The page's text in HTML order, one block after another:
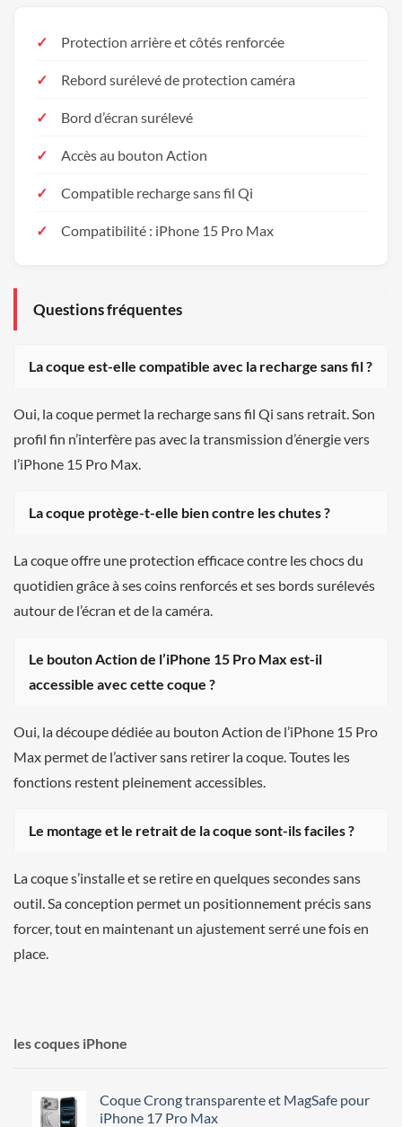
Protection arrière et côtés renforcée
Rebord surélevé de protection caméra
Bord d’écran surélevé
Accès au bouton Action
Compatible recharge sans fil Qi
Compatibilité : iPhone 15 Pro Max
Questions fréquentes
La coque est-elle compatible avec la recharge sans fil ?
Oui, la coque permet la recharge sans fil Qi sans retrait. Son
profil fin n’interfère pas avec la transmission d’énergie vers
l’iPhone 15 Pro Max.
La coque protège-t-elle bien contre les chutes ?
La coque offre une protection efficace contre les chocs du
quotidien grâce à ses coins renforcés et ses bords surélevés
autour de l’écran et de la caméra.
Le bouton Action de l’iPhone 15 Pro Max est-il
accessible avec cette coque ?
Oui, la découpe dédiée au bouton Action de l’iPhone 15 Pro
Max permet de l’activer sans retirer la coque. Toutes les
fonctions restent pleinement accessibles.
Le montage et le retrait de la coque sont-ils faciles ?
La coque s’installe et se retire en quelques secondes sans
outil. Sa conception permet un positionnement précis sans
forcer, tout en maintenant un ajustement serré une fois en
place.
les coques iPhone
Coque Crong transparente et MagSafe pour
iPhone 17 Pro Max